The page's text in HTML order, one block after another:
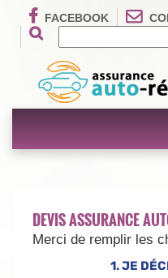
FACEBOOK
DEVIS ASSURANCE
Merci de remplir les